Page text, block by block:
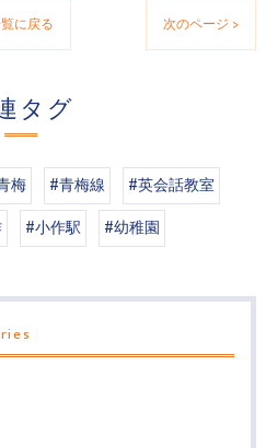
に戻る 次のページ >
タグ
梅 #青梅線
#英会話教室
#小作駅 #幼稚園